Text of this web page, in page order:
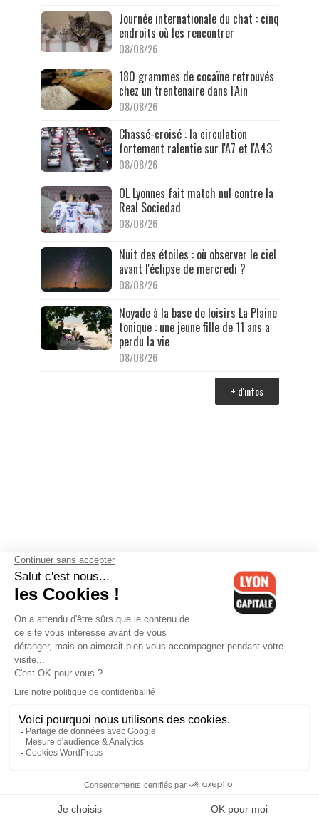
Journée internationale du chat : cinq
endroits où les rencontrer
08/08/26
180 grammes de cocaïne retrouvés
chez un trentenaire dans l'Ain
08/08/26
Chassé-croisé : la circulation
fortement ralentie sur l'A7 et l'A43
08/08/26
OL Lyonnes fait match nul contre la
Real Sociedad
08/08/26
Nuit des étoiles : où observer le ciel
avant l'éclipse de mercredi ?
08/08/26
Noyade à la base de loisirs La Plaine
tonique : une jeune fille de 11 ans a
perdu la vie
08/08/26
+ d'infos